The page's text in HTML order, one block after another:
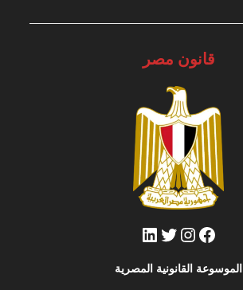
قانون مصر
فيسبوكإنستجرام
تويتر لينكد إن
الموسوعة القانونية المصرية